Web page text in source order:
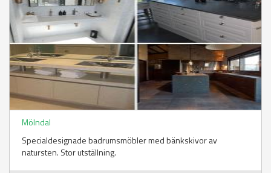
Mölndal
Specialdesignade badrumsmöbler med bänkskivor av
natursten. Stor utställning.